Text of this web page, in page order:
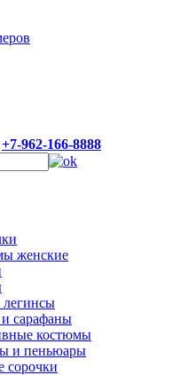
+7-962-166-8888
женские
сарафаны
костюмы
и пеньюары
сорочки